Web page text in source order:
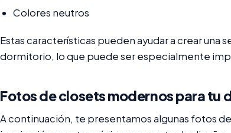
Colores neutros
Estas características pueden ayudar a crear una
dormitorio, lo que puede ser especialmente
Fotos de closets modernos para tu
A continuación, te presentamos algunas fotos